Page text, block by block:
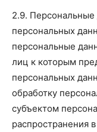
2.9.
персональных
персональные
лиц к которым
персональных
обработку
субъектом
распространения